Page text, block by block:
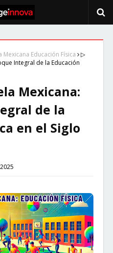
Mexicana Educación Física
▷
Integral de la Educación
Mexicana:
de la
en el Siglo